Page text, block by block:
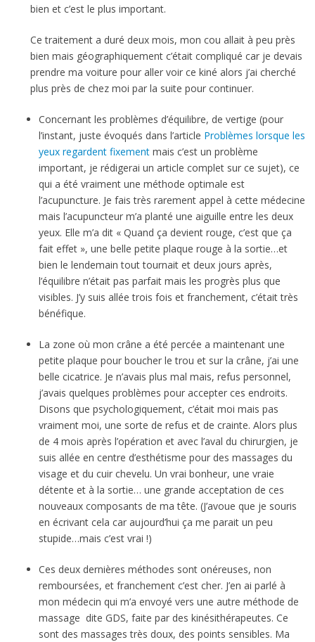
bien et c’est le plus important.
Ce traitement a duré deux mois, mon cou allait à peu près
bien mais géographiquement c’était compliqué car je devais
prendre ma voiture pour aller voir ce kiné alors j’ai cherché
plus près de chez moi par la suite pour continuer.
Concernant les problèmes d’équilibre, de vertige (pour
l’instant, juste évoqués dans l’article Problèmes lorsque les
yeux regardent fixementmais c’est un problème
important, je rédigerai un article complet sur ce sujet), ce
qui a été vraiment une méthode optimale est
l’acupuncture. Je fais très rarement appel à cette médecine
mais l’acupuncteur m’a planté une aiguille entre les deux
yeux. Elle m’a dit « Quand ça devient rouge, c’est que ça
fait effet », une belle petite plaque rouge à la sortie…et
bien le lendemain tout tournait et deux jours après,
l’équilibre n’était pas parfait mais les progrès plus que
visibles. J’y suis allée trois fois et franchement, c’était très
bénéfique.
La zone où mon crâne a été percée a maintenant une
petite plaque pour boucher le trou et sur la crâne, j’ai une
belle cicatrice. Je n’avais plus mal mais, refus personnel,
j’avais quelques problèmes pour accepter ces endroits.
Disons que psychologiquement, c’était moi mais pas
vraiment moi, une sorte de refus et de crainte. Alors plus
de 4 mois après l’opération et avec l’aval du chirurgien, je
suis allée en centre d’esthétisme pour des massages du
visage et du cuir chevelu. Un vrai bonheur, une vraie
détente et à la sortie… une grande acceptation de ces
nouveaux composants de ma tête. (J’avoue que je souris
en écrivant cela car aujourd’hui ça me parait un peu
stupide…mais c’est vrai !)
Ces deux dernières méthodes sont onéreuses, non
remboursées, et franchement c’est cher. J’en ai parlé à
mon médecin qui m’a envoyé vers une autre méthode de
massage dite GDS, faite par des kinésithérapeutes. Ce
sont des massages très doux, des points sensibles. Ma